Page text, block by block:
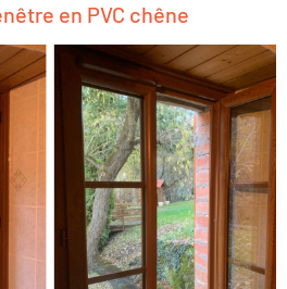
en PVC chêne